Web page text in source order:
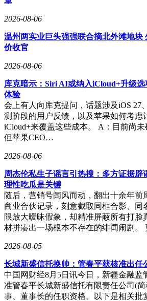
2026-08-06
温州两实业巨头强强联合摘北外滩地块
价收官
2026-08-06
库克暗示：Siri AI或纳入iCloud+升级
体验
会上有人向库克提问，话题涉及iOS 27
测阶段的用户反馈，以及苹果如何考虑
iCloud+来覆盖这些成本。 A：目前尚未
但苹果CEO…
2026-08-06
周杰伦私生子谣言引热搜：多方证据辟
理性吃瓜是关键
随后，营销号闻风而动，翻出十余年前
商业合伙记录，刻意截取同框合影、同
限放大暧昧假象，却精准屏蔽所有打脸
材拼凑出一场根本不存在的绯闻闹剧
2026-08-05
长城新盛信托换帅：管春平获核准出任
中国网财经8月5日讯今日，新疆金融监
准管春平长城新盛信托有限责任公司(
事、董事长的任职资格。以下是相关批